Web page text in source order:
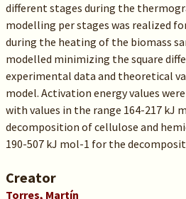
different stages during the
modelling per stages was realized
during the heating of the biomass
modelled minimizing the square
experimental data and theoretical
model. Activation energy values
with values in the range 164-217 kJ
decomposition of cellulose and
190-507 kJ mol-1 for the
Creator
Torres, Martín